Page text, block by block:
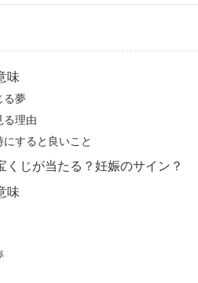
味
る夢
る理由
すると良いこと
くじが当たる？妊娠のサイン？
味